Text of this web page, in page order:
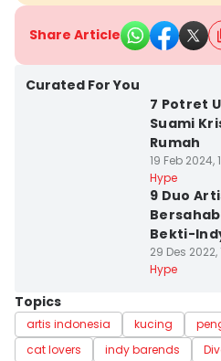
Share Article
Curated For You
7 Potret
Suami
Rumah
19 Feb 2024,
Hype
9 Duo
Bekti-
29 Des 2022,
Hype
Topics
artis indonesia kucing
cat lovers
indy barends